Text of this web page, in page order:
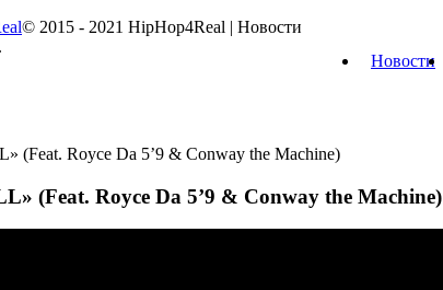
Новости
(Feat. Royce Da 5’9 & Conway the Machine)
(Feat. Royce Da 5’9 & Conway the Machine)
© 2015 - 2021 HipHop4Real | Новости